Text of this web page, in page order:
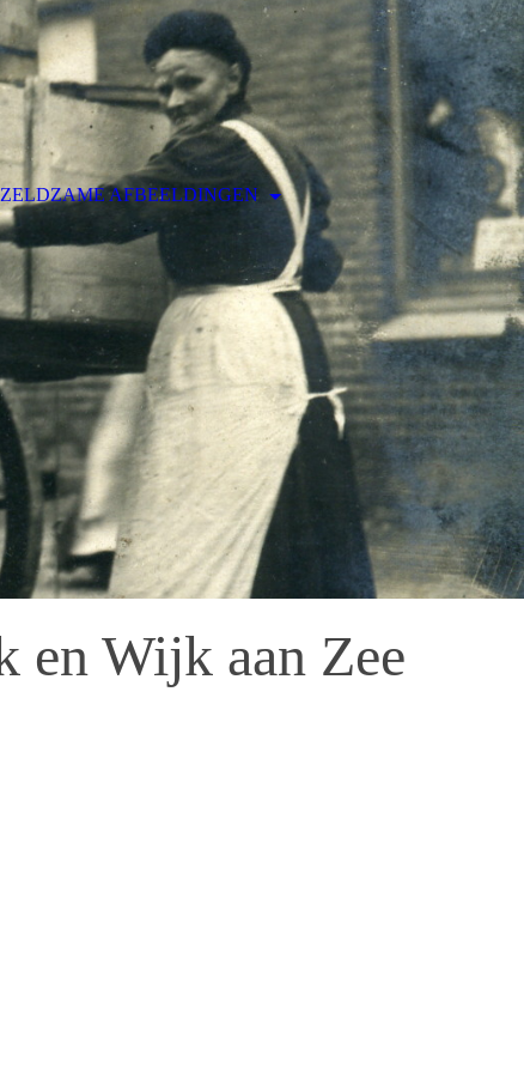
en Wijk aan Zee
ZELDZAME AFBEELDINGEN